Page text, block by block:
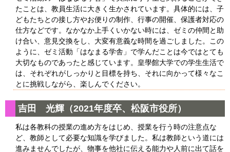
たことは、教員生活に大きく生かされています。具体的には、子
どもたちとの接し方やお便りの制作、行事の開催、保護者対応の
仕方などです。なかなか上手くいかない時には、ゼミの仲間と助
け合い、意見交換をし、大変有意義な時間を過ごしました。この
ように、ゼミ活動「はなまる学舎」で学んだことは今ではとても
大切なものであったと感じています。皇學館大学での学生生活で
は、それぞれがしっかりと目標を持ち、それに向かって様々なこ
とに挑戦しながら、楽しんでください。
吉田 光輝（2021年度卒、松阪市役所）
私は各教科の授業の進め方をはじめ、授業を行う時の注意点な
ど、教師として必要な知識を学びました。私は教師という道には
進みませんでしたが、物事を他社に伝える能力や人前に出て話を